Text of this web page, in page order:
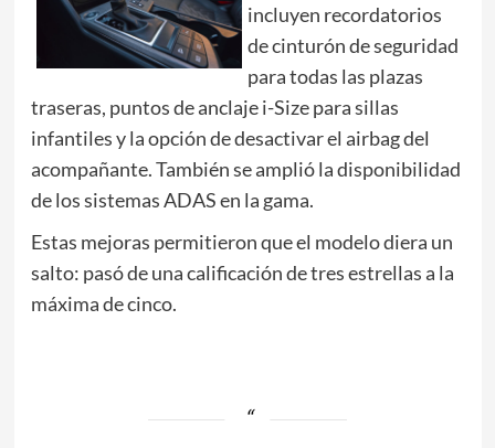
incluyen recordatorios
de cinturón de seguridad
para todas las plazas
traseras, puntos de anclaje i-Size para sillas
infantiles y la opción de desactivar el airbag del
acompañante. También se amplió la disponibilidad
de los sistemas ADAS en la gama.
Estas mejoras permitieron que el modelo diera un
salto: pasó de una calificación de tres estrellas a la
máxima de cinco.